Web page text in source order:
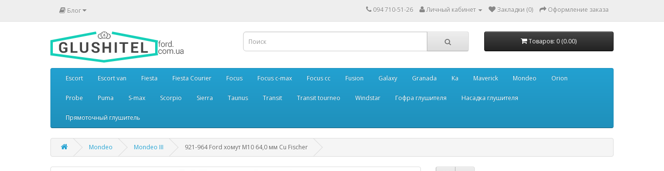
Блог 094 710-51-26 Личный кабинет Закладки (0) Оформление заказа
Товаров: 0 (0.00)
Escort Escort van Fiesta Fiesta Courier Focus Focus c-max Focus cc Fusion Galaxy Granada Ka Maverick Mondeo Orion
Probe Puma S-max Scorpio Sierra Taunus Transit Transit tourneo Windstar Гофра глушителя Насадка глушителя
Прямоточный глушитель
Mondeo Mondeo III 921-964 Ford хомут M10 64,0 мм Cu Fischer